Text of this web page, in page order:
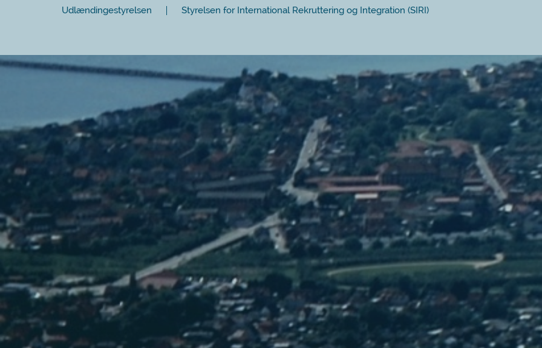
Udlændingestyrelsen Styrelsen for International Rekruttering og Integration (SIRI)
Luk